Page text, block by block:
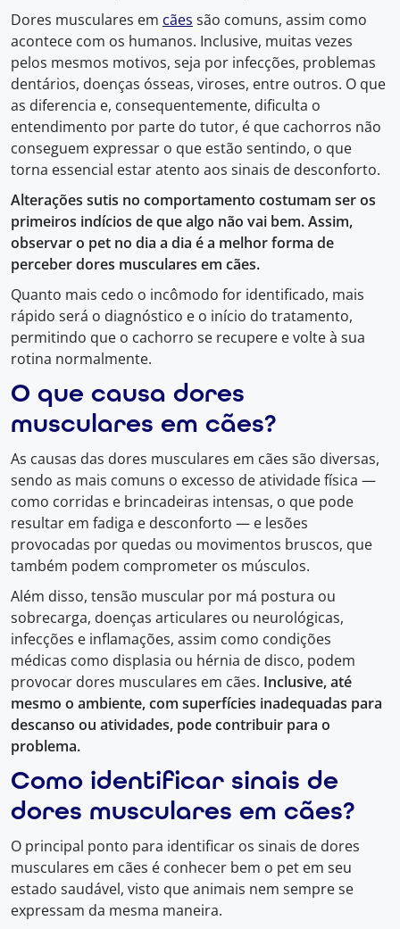
Dores musculares em cães são comuns, assim como
acontece com os humanos. Inclusive, muitas vezes
pelos mesmos motivos, seja por infecções, problemas
dentários, doenças ósseas, viroses, entre outros. O que
as diferencia e, consequentemente, dificulta o
entendimento por parte do tutor, é que cachorros não
conseguem expressar o que estão sentindo, o que
torna essencial estar atento aos sinais de desconforto.
Alterações sutis no comportamento costumam ser os
primeiros indícios de que algo não vai bem. Assim,
observar o pet no dia a dia é a melhor forma de
perceber dores musculares em cães.
Quanto mais cedo o incômodo for identificado, mais
rápido será o diagnóstico e o início do tratamento,
permitindo que o cachorro se recupere e volte à sua
rotina normalmente.
O que causa dores
musculares em cães?
As causas das dores musculares em cães são diversas,
sendo as mais comuns o excesso de atividade física —
como corridas e brincadeiras intensas, o que pode
resultar em fadiga e desconforto — e lesões
provocadas por quedas ou movimentos bruscos, que
também podem comprometer os músculos.
Além disso, tensão muscular por má postura ou
sobrecarga, doenças articulares ou neurológicas,
infecções e inflamações, assim como condições
médicas como displasia ou hérnia de disco, podem
provocar dores musculares em cães. Inclusive, até
mesmo o ambiente, com superfícies inadequadas para
descanso ou atividades, pode contribuir para o
problema.
Como identificar sinais de
dores musculares em cães?
O principal ponto para identificar os sinais de dores
musculares em cães é conhecer bem o pet em seu
estado saudável, visto que animais nem sempre se
expressam da mesma maneira.